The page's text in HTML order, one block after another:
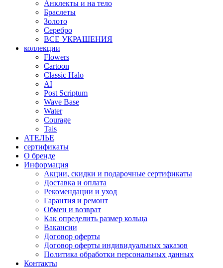
Анклекты и на тело
Браслеты
Золото
Серебро
ВСЕ УКРАШЕНИЯ
коллекции
Flowers
Cartoon
Classic Halo
AI
Post Scriptum
Wave Base
Water
Courage
Tais
АТЕЛЬЕ
сертификаты
О бренде
Информация
Акции, скидки и подарочные сертификаты
Доставка и оплата
Рекомендации и уход
Гарантия и ремонт
Обмен и возврат
Как определить размер кольца
Вакансии
Договор оферты
Договор оферты индивидуальных заказов
Политика обработки персональных данных
Контакты